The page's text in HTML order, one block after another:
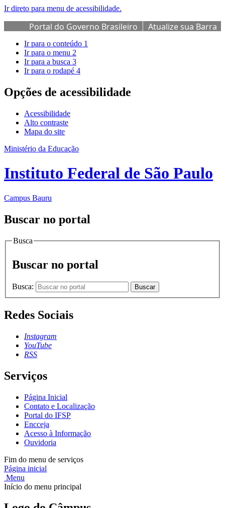
Ir direto para menu de acessibilidade.
Portal do Governo Brasileiro
Atualize sua Barra
de Governo
Ir para o conteúdo 1
Ir para o menu 2
Ir para a busca 3
Ir para o rodapé 4
Opções de acessibilidade
Acessibilidade
Alto contraste
Mapa do site
Ministério da Educação
Instituto Federal de São Paulo
Campus Bauru
Buscar no portal
Busca
Buscar no portal
Busca: Buscar
Redes Sociais
Instagram
YouTube
RSS
Serviços
Página Inicial
Contato e Localização
Portal do IFSP
Encceja
Acesso à Informação
Ouvidoria
Fim do menu de serviços
Página inicial
Menu
Início do menu principal